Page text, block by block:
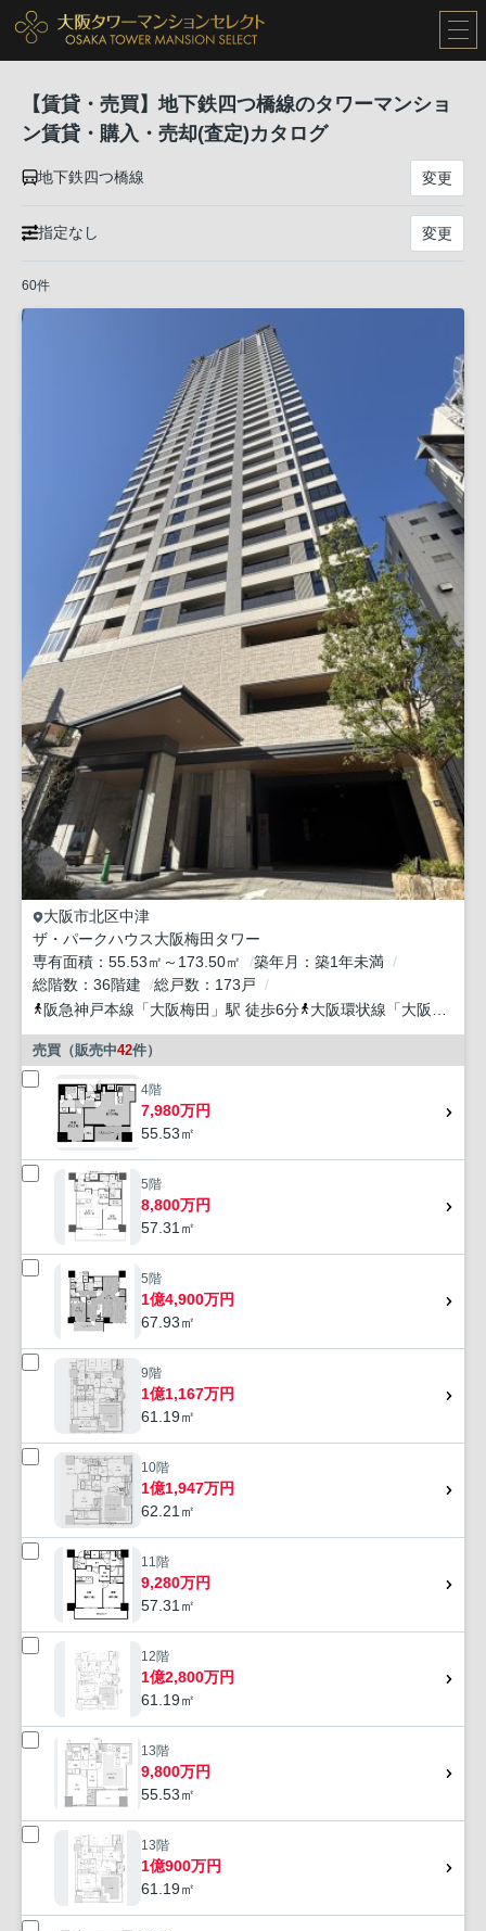
【賃貸・売買】地下鉄四つ橋線のタワーマンショ
ン賃貸・購入・売却(査定)カタログ
地下鉄四つ橋線 変更
指定なし 変更
60件
大阪市北区中津
ザ・パークハウス大阪梅田タワー
専有面積
55.53㎡～173.50㎡ 築年月
築1年未満
総階数
36階建 総戸数
173戸
阪急神戸本線 「大阪梅田 」駅 徒歩6分 大阪環状線 「大阪 」駅
売買（販売中42件）
4階
7,980万円
55.53㎡
5階
8,800万円
57.31㎡
5階
1億4,900万円
67.93㎡
9階
1億1,167万円
61.19㎡
10階
1億1,947万円
62.21㎡
11階
9,280万円
57.31㎡
12階
1億2,800万円
61.19㎡
13階
9,800万円
55.53㎡
13階
1億900万円
61.19㎡